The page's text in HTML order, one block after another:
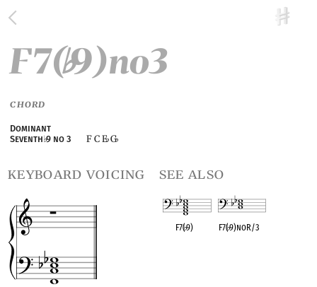
F7(♭9)no3
CHORD
Dominant
Seventh♭9 no 3 F C E♭G♭
keyboard voicing see also
F7(♭9) F7(♭9)noR/3